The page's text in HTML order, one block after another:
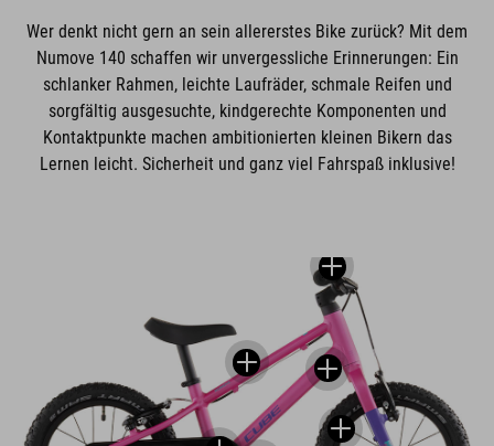
Wer denkt nicht gern an sein allererstes Bike zurück? Mit dem
Numove 140 schaffen wir unvergessliche Erinnerungen: Ein
schlanker Rahmen, leichte Laufräder, schmale Reifen und
sorgfältig ausgesuchte, kindgerechte Komponenten und
Kontaktpunkte machen ambitionierten kleinen Bikern das
Lernen leicht. Sicherheit und ganz viel Fahrspaß inklusive!